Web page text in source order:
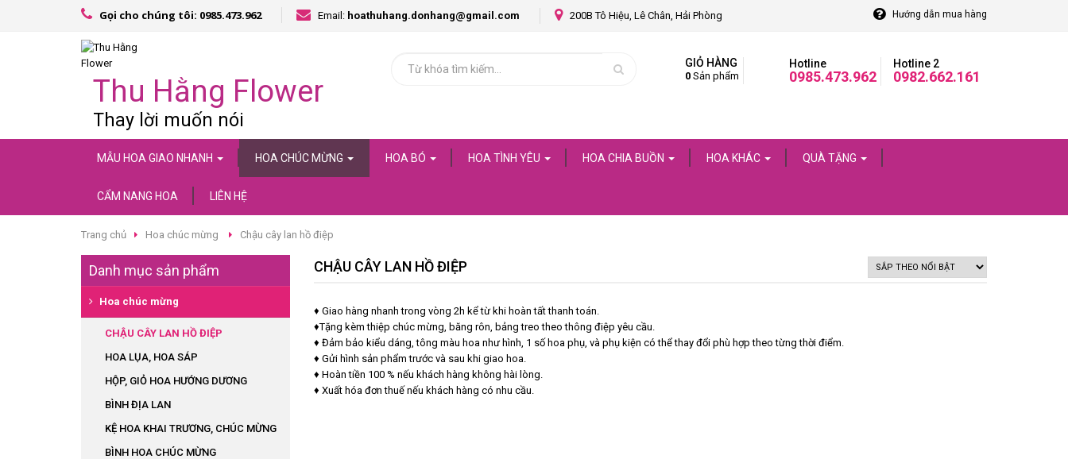
Gọi cho chúng tôi: 0985.473.962 Email: hoathuhang.donhang@gmail.com 200B Tô Hiệu, Lê Chân, Hải Phòng Hướng dẫn mua hàng
Thu Hằng Flower
Thay lời muốn nói
Hotline 2
0982.662.161
Hotline
0985.473.962
GIỎ HÀNG
0 Sản phẩm
MẪU HOA GIAO NHANH HOA CHÚC MỪNG HOA BÓ HOA TÌNH YÊU HOA CHIA BUỒN HOA KHÁC QUÀ TẶNG
CẨM NANG HOA LIÊN HỆ
Trang chủ Hoa chúc mừng Chậu cây lan hồ điệp
CHẬU CÂY LAN HỒ ĐIỆP
♦ Giao hàng nhanh trong vòng 2h kể từ khi hoàn tất thanh toán.
♦Tặng kèm thiệp chúc mừng, băng rôn, bảng treo theo thông điệp yêu cầu.
♦ Đảm bảo kiểu dáng, tông màu hoa như hình, 1 số hoa phụ, và phụ kiện có thể thay đổi phù hợp theo từng thời điểm.
♦ Gửi hình sản phẩm trước và sau khi giao hoa.
♦ Hoàn tiền 100 % nếu khách hàng không hài lòng.
♦ Xuất hóa đơn thuế nếu khách hàng có nhu cầu.
Danh mục sản phẩm
Hoa chúc mừng
CHẬU CÂY LAN HỒ ĐIỆP
HOA LỤA, HOA SÁP
HỘP, GIỎ HOA HƯỚNG DƯƠNG
BÌNH ĐỊA LAN
KỆ HOA KHAI TRƯƠNG, CHÚC MỪNG
BÌNH HOA CHÚC MỪNG